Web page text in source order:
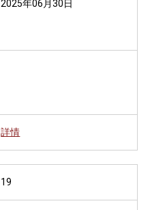
2025年06月30日
詳情
19